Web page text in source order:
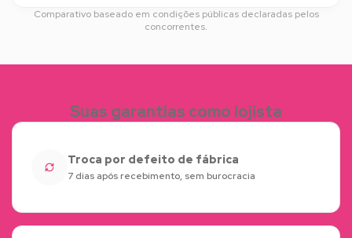
Comparativo baseado em condições públicas declaradas pelos
concorrentes.
Suas garantias como lojista
Troca por defeito de fábrica
7 dias após recebimento, sem burocracia